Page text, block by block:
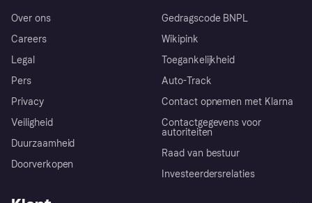
Over ons
Careers
Legal
Pers
Privacy
Veiligheid
Duurzaamheid
Doorverkopen
Gedragscode BNPL
Wikipink
Toegankelijkheid
Auto-Track
Contact opnemen met Klarna
Contactgegevens voor
autoriteiten
Raad van bestuur
Investeerdersrelaties